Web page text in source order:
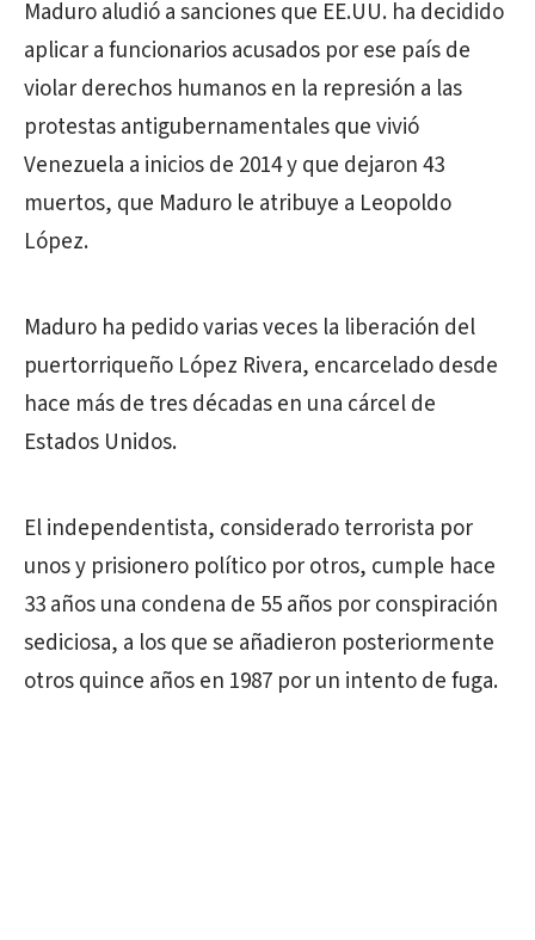
Maduro aludió a sanciones que EE.UU. ha decidido
aplicar a funcionarios acusados por ese país de
violar derechos humanos en la represión a las
protestas antigubernamentales que vivió
Venezuela a inicios de 2014 y que dejaron 43
muertos, que Maduro le atribuye a Leopoldo
López.
Maduro ha pedido varias veces la liberación del
puertorriqueño López Rivera, encarcelado desde
hace más de tres décadas en una cárcel de
Estados Unidos.
El independentista, considerado terrorista por
unos y prisionero político por otros, cumple hace
33 años una condena de 55 años por conspiración
sediciosa, a los que se añadieron posteriormente
otros quince años en 1987 por un intento de fuga.